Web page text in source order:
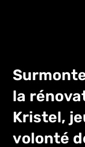
la
Kristel,
volonté